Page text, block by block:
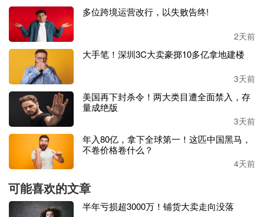
SHEIN的成功也让更多中国品牌卖家嗅到了海外服装市场的
诱人香味。
因此，可以很明显地察觉到，越来越多中国服装品牌选择出
海，并在近几年中屡创佳绩。
’s House ：黄峥创办，一度成为全球品类第一
很少有人提到这个服装品牌，其实它也并非来自于
2020年，
而是诞生于2010年。
彼时，婚纱在跨境电商界是极抢手、需求极高的品类，因此
SHEIN的前身一样，JJ's House是最早一批以婚纱为主要产
品出海的品牌，而其就是来自全国最大的婚纱产业带——苏
州，这是JJ's House的“户口资料”。
多位跨境运营改行，以失败告终!
2天前
大手笔！深圳3C大卖豪掷10多亿拿地建楼
3天前
美国再下封杀令！两大类目遭全面禁入，存
量成绝版
3天前
年入80亿，拿下全球第一！这匹中国黑马，
不卷价格卷什么？
4天前
可能喜欢的文章
半年亏损超3000万！铺货大卖走向没落